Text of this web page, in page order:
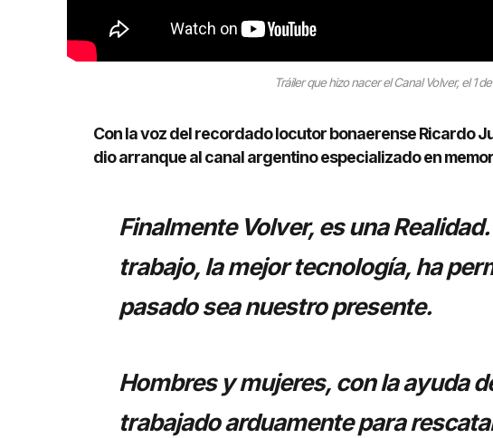
Tráiler que hizo nacer el Canal Volver, el 1
Con la voz del recordado locutor bonaerense Ricardo
dio arranque al canal argentino especializado en
Finalmente Volver, es una
trabajo, la mejor tecnología, ha
pasado sea nuestro presente.
Hombres y mujeres, con la ayuda
trabajado arduamente para